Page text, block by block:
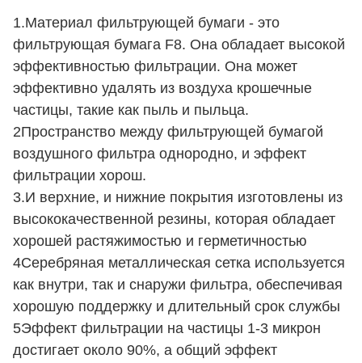
1.Материал фильтрующей бумаги - это
фильтрующая бумага F8. Она обладает высокой
эффективностью фильтрации. Она может
эффективно удалять из воздуха крошечные
частицы, такие как пыль и пыльца.
2Пространство между фильтрующей бумагой
воздушного фильтра однородно, и эффект
фильтрации хорош.
3.И верхние, и нижние покрытия изготовлены из
высококачественной резины, которая обладает
хорошей растяжимостью и герметичностью
4Серебряная металлическая сетка используется
как внутри, так и снаружи фильтра, обеспечивая
хорошую поддержку и длительный срок службы
5Эффект фильтрации на частицы 1-3 микрон
достигает около 90%, а общий эффект